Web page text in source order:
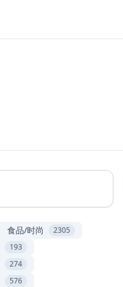
食品/时尚 2305
193
274
576